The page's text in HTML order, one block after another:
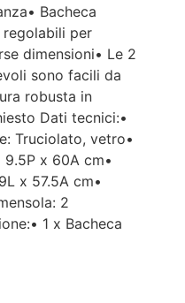
Bacheca
per
dimensioni• Le 2
sono facili da
robusta in
Dati tecnici:•
Truciolato, vetro•
x 60A cm•
x 57.5A cm•
2
1 x Bacheca